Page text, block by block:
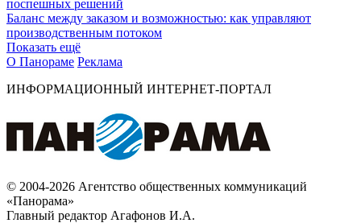
поспешных решений
Баланс между заказом и возможностью: как управляют
производственным потоком
Показать ещё
О Панораме Реклама
ИНФОРМАЦИОННЫЙ ИНТЕРНЕТ-ПОРТАЛ
© 2004-2026 Агентство общественных коммуникаций
«Панорама»
Главный редактор Агафонов И.А.